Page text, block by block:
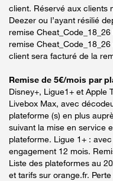
client. Réservé aux clients
Deezer ou l’ayant résilié
remise
remise
client sera facturé de la
Remise de 5€/mois par
Disney+, Ligue1+ et Apple
Livebox Max, avec
plateforme (s) en plus
suivant la mise en service
plateforme. Ligue 1+ :
engagement 12 mois.
Liste des plateformes au
et tarifs sur orange.fr.